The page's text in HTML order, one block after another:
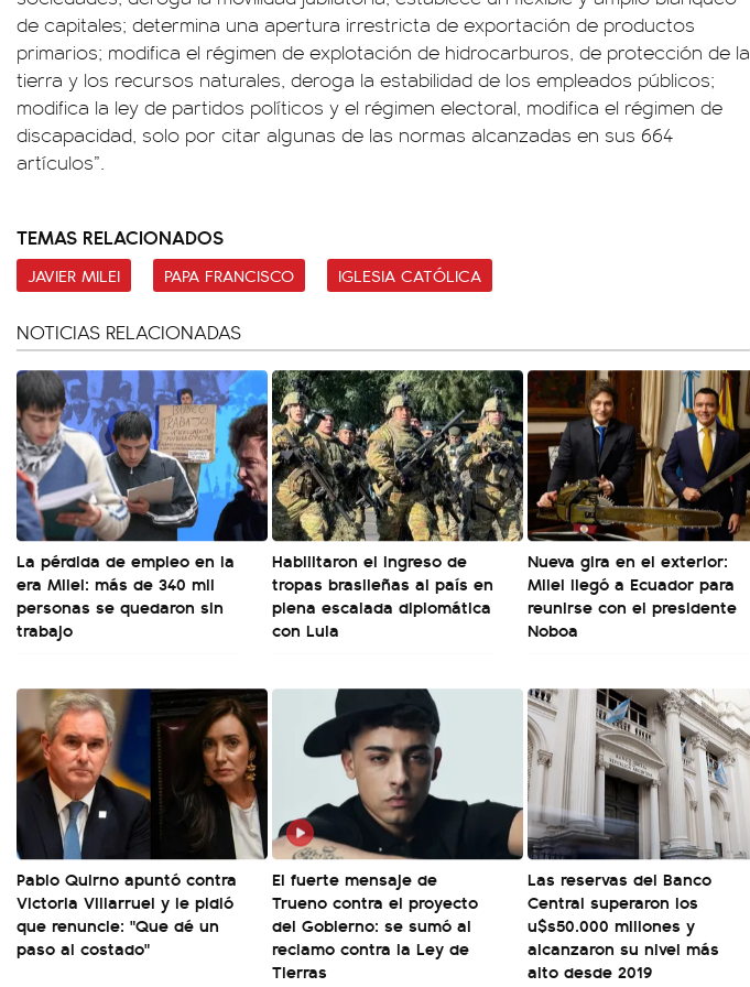
de capitales; determina una apertura irrestricta de exportación de productos
primarios; modifica el régimen de explotación de hidrocarburos, de protección de la
tierra y los recursos naturales, deroga la estabilidad de los empleados públicos;
modifica la ley de partidos políticos y el régimen electoral, modifica el régimen de
discapacidad, solo por citar algunas de las normas alcanzadas en sus 664
artículos”.
TEMAS RELACIONADOS
JAVIER MILEI PAPA FRANCISCO IGLESIA CATÓLICA
NOTICIAS RELACIONADAS
La pérdida de empleo en la
era Milei: más de 340 mil
personas se quedaron sin
trabajo
Habilitaron el ingreso de
tropas brasileñas al país en
plena escalada diplomática
con Lula
Nueva gira en el exterior:
Milei llegó a Ecuador para
reunirse con el presidente
Noboa
Pablo Quirno apuntó contra
Victoria Villarruel y le pidió
que renuncie: "Que dé un
paso al costado"
El fuerte mensaje de
Trueno contra el proyecto
del Gobierno: se sumó al
reclamo contra la Ley de
Tierras
Las reservas del Banco
Central superaron los
u$s50.000 millones y
alcanzaron su nivel más
alto desde 2019